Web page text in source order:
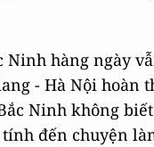
Ninh hàng ngày
- Hà Nội
Ninh không
đến chuyện